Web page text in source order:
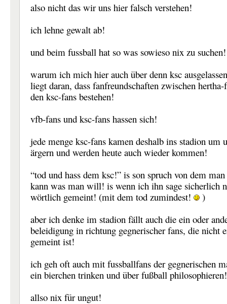
also nicht das wir uns hier falsch verstehen!
ich lehne gewalt ab!
und beim fussball hat so was sowieso nix zu suchen!
warum ich mich hier auch über denn ksc
liegt daran, dass fanfreundschaften zwischen hertha-
den ksc-fans bestehen!
vfb-fans und ksc-fans hassen sich!
jede menge ksc-fans kamen deshalb ins stadion um
ärgern und werden heute auch wieder kommen!
“tod und hass dem ksc!” is son spruch von dem
kann was man will! is wenn ich ihn sage sicherlich
wörtlich gemeint! (mit dem tod zumindest!
)
aber ich denke im stadion fällt auch die ein oder
beleidigung in richtung gegnerischer fans, die nicht
gemeint ist!
ich geh oft auch mit fussballfans der gegnerischen
ein bierchen trinken und über fußball philosophieren!
allso nix für ungut!